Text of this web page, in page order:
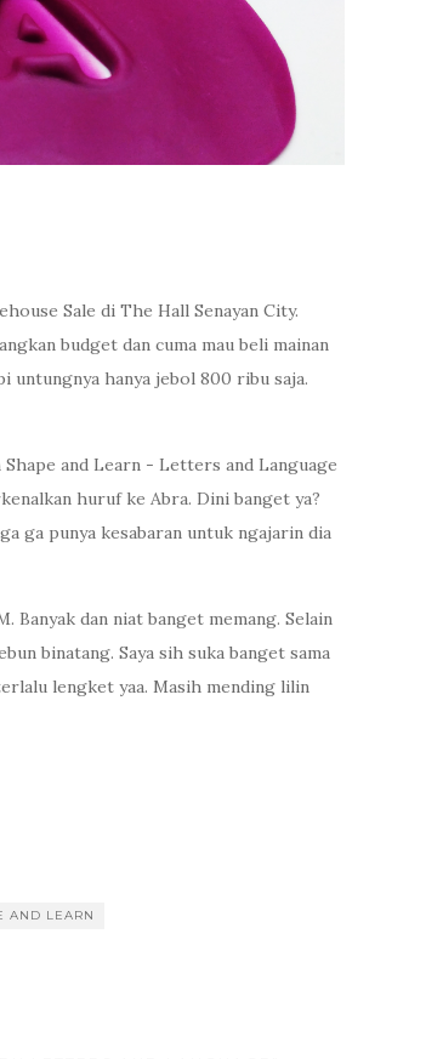
Sale di The Hall Senayan City.
budget dan cuma mau beli mainan
untungnya hanya jebol 800 ribu saja.
and Learn - Letters and Language
huruf ke Abra. Dini banget ya?
ga punya kesabaran untuk ngajarin dia
Banyak dan niat banget memang. Selain
binatang. Saya sih suka banget sama
lengket yaa. Masih mending lilin
AND LEARN